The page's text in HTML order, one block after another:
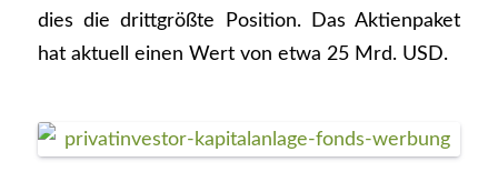
dies die drittgrößte Position. Das Aktienpaket
hat aktuell einen Wert von etwa 25 Mrd. USD.